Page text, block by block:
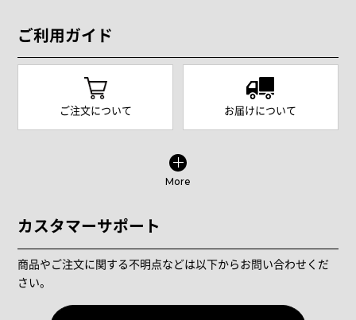
ご利用ガイド
ご注文について お届けについて
More
カスタマーサポート
商品やご注文に関する不明点などは以下からお問い合わせくだ
さい。